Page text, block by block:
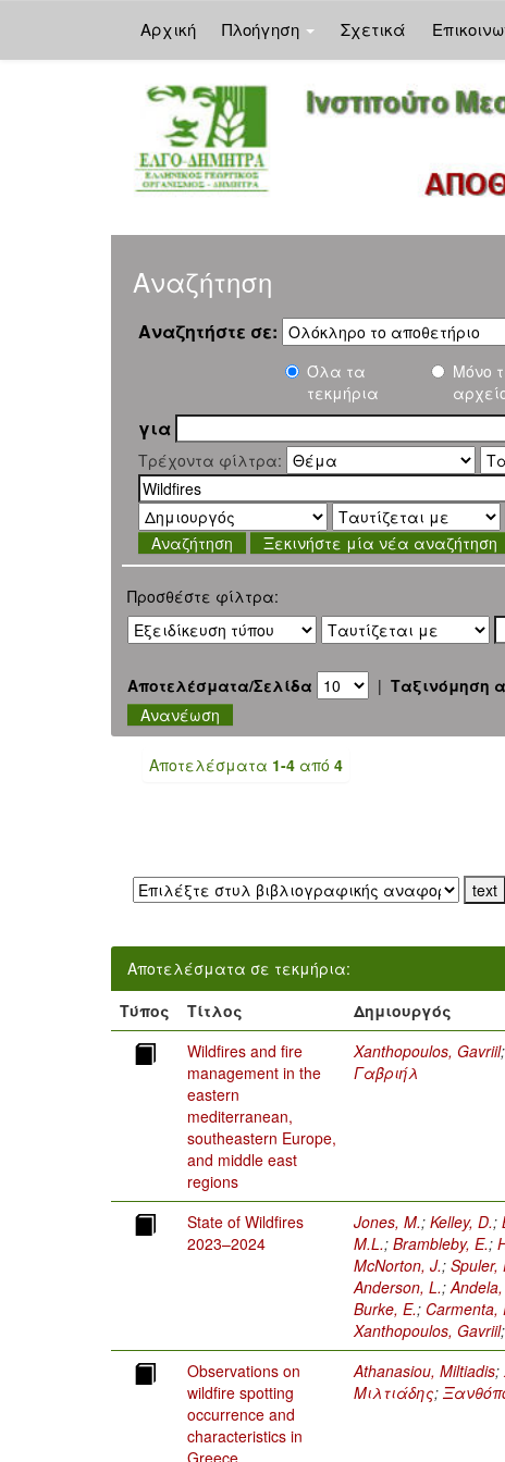
Αρχική Πλοήγηση Σχετικά
Αναζήτηση
Αναζητήστε σε:
Όλα τα
τεκμήρια
Μόνο
για
Τρέχοντα φίλτρα:
Ξεκινήστε μία νέα αναζήτηση
Προσθέστε φίλτρα:
Αποτελέσματα/Σελίδα | Ταξινόμηση
Αποτελέσματα 1-4 από 4
Αποτελέσματα σε τεκμήρια:
Τύπος
Τίτλος Δημιουργός
Wildfires and fire
management in the
eastern
mediterranean,
southeastern Europe,
and middle east
regions
Xanthopoulos, Gavriil
Γαβριήλ
State of Wildfires
2023–2024
Jones, M.;Kelley, D.;
M.L.;Brambleby, E.;
McNorton, J.;Spuler,
Anderson, L.;
Burke, E.; Carmenta,
Xanthopoulos, Gavriil
Observations on
wildfire spotting
occurrence and
characteristics in
Greece
Athanasiou, Miltiadis;
Μιλτιάδης;